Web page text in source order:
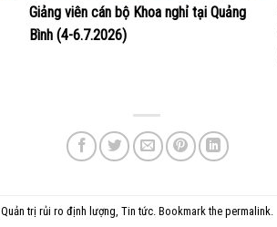
Giảng viên cán bộ Khoa nghỉ tại Quảng
Bình (4-6.7.2026)
Quản trị rủi ro định lượng Tin tức . Bookmark the permalink